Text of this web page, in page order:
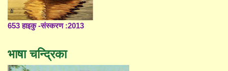
653 हाइकु -संस्करण :2013
भाषा चन्द्रिका